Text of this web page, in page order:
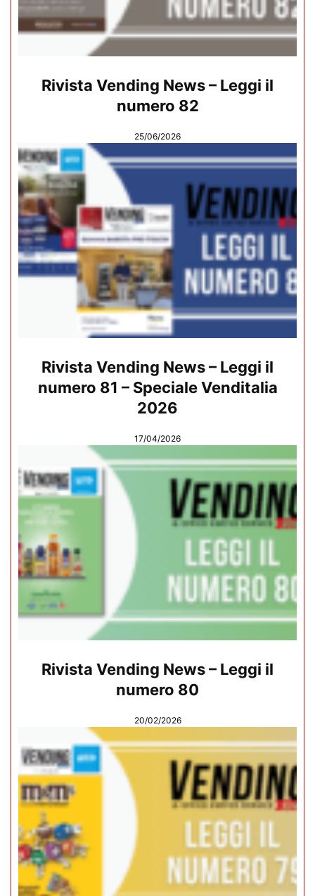
Rivista Vending News – Leggi il
numero 82
25/06/2026
Rivista Vending News – Leggi il
numero 81 – Speciale Venditalia
2026
17/04/2026
Rivista Vending News – Leggi il
numero 80
20/02/2026